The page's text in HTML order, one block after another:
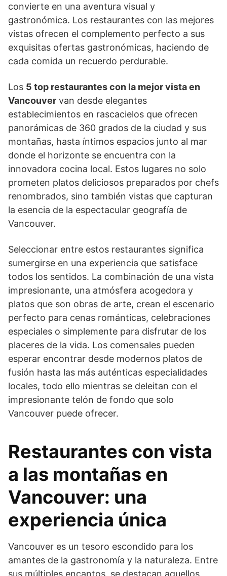
convierte en una aventura visual y
gastronómica. Los restaurantes con las mejores
vistas ofrecen el complemento perfecto a sus
exquisitas ofertas gastronómicas, haciendo de
cada comida un recuerdo perdurable.
Los 5 top restaurantes con la mejor vista en
Vancouver van desde elegantes
establecimientos en rascacielos que ofrecen
panorámicas de 360 grados de la ciudad y sus
montañas, hasta íntimos espacios junto al mar
donde el horizonte se encuentra con la
innovadora cocina local. Estos lugares no solo
prometen platos deliciosos preparados por chefs
renombrados, sino también vistas que capturan
la esencia de la espectacular geografía de
Vancouver.
Seleccionar entre estos restaurantes significa
sumergirse en una experiencia que satisface
todos los sentidos. La combinación de una vista
impresionante, una atmósfera acogedora y
platos que son obras de arte, crean el escenario
perfecto para cenas románticas, celebraciones
especiales o simplemente para disfrutar de los
placeres de la vida. Los comensales pueden
esperar encontrar desde modernos platos de
fusión hasta las más auténticas especialidades
locales, todo ello mientras se deleitan con el
impresionante telón de fondo que solo
Vancouver puede ofrecer.
Restaurantes con vista
a las montañas en
Vancouver: una
experiencia única
Vancouver es un tesoro escondido para los
amantes de la gastronomía y la naturaleza. Entre
sus múltiples encantos, se destacan aquellos